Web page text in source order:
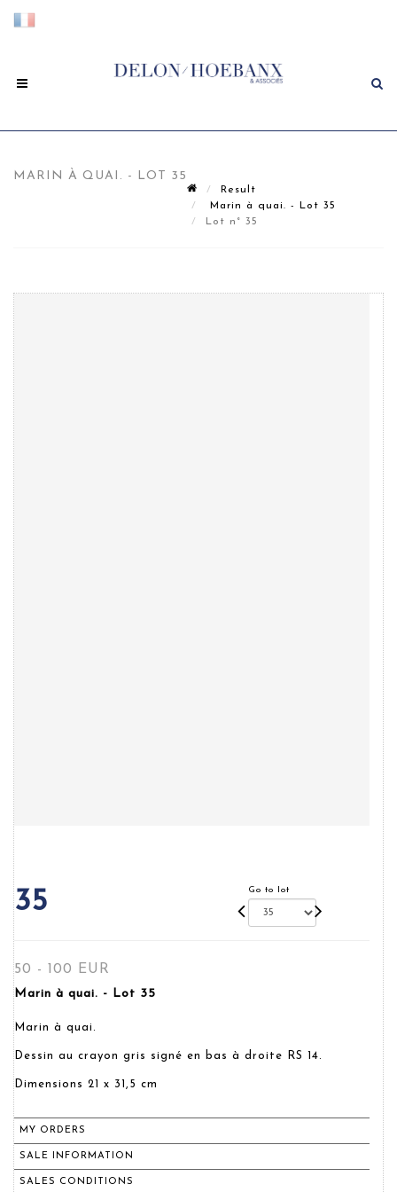
MARIN À QUAI. - LOT 35
Result
Marin à quai. - Lot 35
Lot n° 35
35 Go to lot
50 - 100 EUR
Marin à quai. - Lot 35
Marin à quai.
Dessin au crayon gris signé en bas à droite RS 14.
Dimensions 21 x 31,5 cm
MY ORDERS
SALE INFORMATION
SALES CONDITIONS